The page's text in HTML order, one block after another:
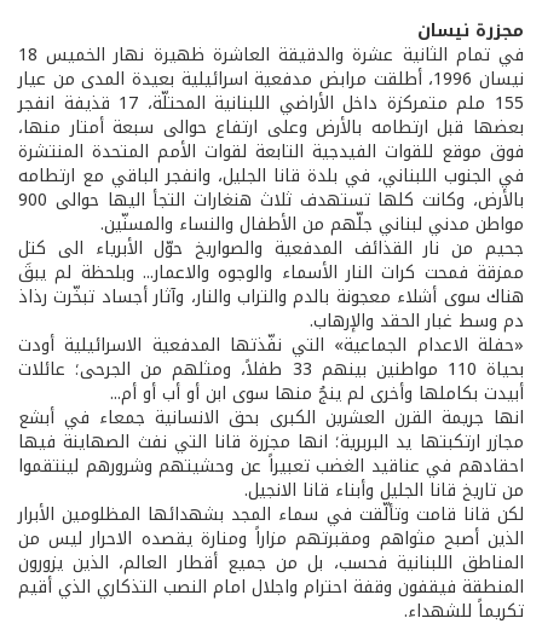
مجزرة نيسان
في تمام الثانية عشرة والدقيقة العاشرة ظهيرة نهار الخميس 18
نيسان 1996، أطلقت مرابض مدفعية اسرائيلية بعيدة المدى من عيار
155 ملم متمركزة داخل الأراضي اللبنانية المحتلّة، 17 قذيفة انفجر
بعضها قبل ارتطامه بالأرض وعلى ارتفاع حوالى سبعة أمتار منها،
فوق موقع للقوات الفيدجية التابعة لقوات الأمم المتحدة المنتشرة
في الجنوب اللبناني، في بلدة قانا الجليل، وانفجر الباقي مع ارتطامه
بالأرض، وكانت كلها تستهدف ثلاث هنغارات التجأ اليها حوالى 900
مواطن مدني لبناني جلّهم من الأطفال والنساء والمسنّين.
جحيم من نار القذائف المدفعية والصواريخ حوّل الأبرياء الى كتل
ممزقة فمحت كرات النار الأسماء والوجوه والاعمار... وبلحظة لم يبقَ
هناك سوى أشلاء معجونة بالدم والتراب والنار، وآثار أجساد تبخّرت رذاذ
دم وسط غبار الحقد والإرهاب.
«حفلة الاعدام الجماعية» التي نفّذتها المدفعية الاسرائيلية أودت
بحياة 110 مواطنين بينهم 33 طفلاً، ومثلهم من الجرحى؛ عائلات
أبيدت بكاملها وأخرى لم ينجُ منها سوى ابن أو أب أو أم...
انها جريمة القرن العشرين الكبرى بحق الانسانية جمعاء في أبشع
مجازر ارتكبتها يد البربرية؛ انها مجزرة قانا التي نفث الصهاينة فيها
احقادهم في عناقيد الغضب تعبيراً عن وحشيتهم وشرورهم لينتقموا
من تاريخ قانا الجليل وأبناء قانا الانجيل.
لكن قانا قامت وتألّقت في سماء المجد بشهدائها المظلومين الأبرار
الذين أصبح مثواهم ومقبرتهم مزاراً ومنارة يقصده الاحرار ليس من
المناطق اللبنانية فحسب، بل من جميع أقطار العالم، الذين يزورون
المنطقة فيقفون وقفة احترام واجلال امام النصب التذكاري الذي أقيم
تكريماً للشهداء.